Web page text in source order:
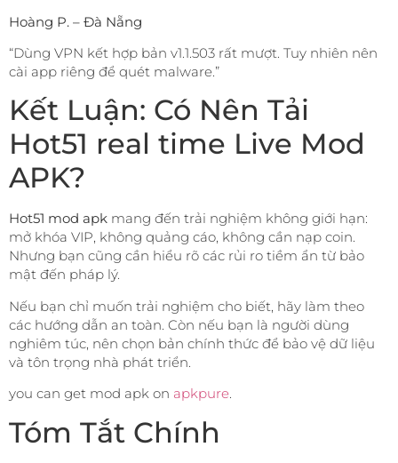
Hoàng P. – Đà Nẵng
“Dùng VPN kết hợp bản v1.1.503 rất mượt. Tuy nhiên nên
cài app riêng để quét malware.”
Kết Luận: Có Nên Tải
Hot51 real time Live Mod
APK?
Hot51 mod apk mang đến trải nghiệm không giới hạn:
mở khóa VIP, không quảng cáo, không cần nạp coin.
Nhưng bạn cũng cần hiểu rõ các rủi ro tiềm ẩn từ bảo
mật đến pháp lý.
Nếu bạn chỉ muốn trải nghiệm cho biết, hãy làm theo
các hướng dẫn an toàn. Còn nếu bạn là người dùng
nghiêm túc, nên chọn bản chính thức để bảo vệ dữ liệu
và tôn trọng nhà phát triển.
you can get mod apk on apkpure.
Tóm Tắt Chính